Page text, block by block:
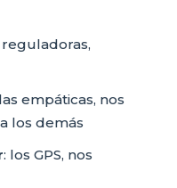
reguladoras,
empáticas, nos
los demás
: los GPS, nos